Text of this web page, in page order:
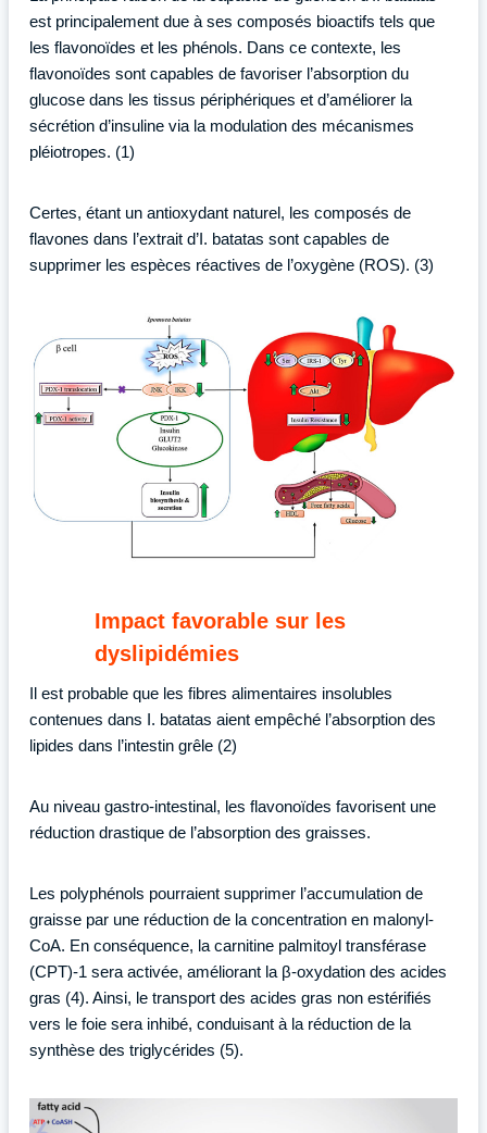
est principalement due à ses composés bioactifs tels que
les flavonoïdes et les phénols. Dans ce contexte, les
flavonoïdes sont capables de favoriser l’absorption du
glucose dans les tissus périphériques et d’améliorer la
sécrétion d’insuline via la modulation des mécanismes
pléiotropes. (1)
Certes, étant un antioxydant naturel, les composés de
flavones dans l’extrait d’I. batatas sont capables de
supprimer les espèces réactives de l’oxygène (ROS). (3)
Impact favorable sur les
dyslipidémies
Il est probable que les fibres alimentaires insolubles
contenues dans I. batatas aient empêché l’absorption des
lipides dans l’intestin grêle (2)
Au niveau gastro-intestinal, les flavonoïdes favorisent une
réduction drastique de l’absorption des graisses.
Les polyphénols pourraient supprimer l’accumulation de
graisse par une réduction de la concentration en malonyl-
CoA. En conséquence, la carnitine palmitoyl transférase
(CPT)-1 sera activée, améliorant la β-oxydation des acides
gras (4). Ainsi, le transport des acides gras non estérifiés
vers le foie sera inhibé, conduisant à la réduction de la
synthèse des triglycérides (5).